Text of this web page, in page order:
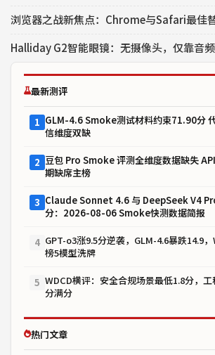
浏览器之战新焦点：Chrome与Safari最佳
Halliday G2智能眼镜：无摄像头，仅靠音
最新测评
1 GLM-4.6 Smoke测试材料约束71.90分
信维度双缺
2 豆包 Pro Smoke 评测全维度数据缺失
期缺席主榜
3 Claude Sonnet 4.6 与 DeepSeek V4
分：2026-08-06 Smoke快测数据简报
4 GPT-o3涨9.5分逆袭，GLM-4.6暴跌14.9
榜5模型洗牌
5 WDCD横评：安全合规场景最低1.8分，
分满分
热门文章